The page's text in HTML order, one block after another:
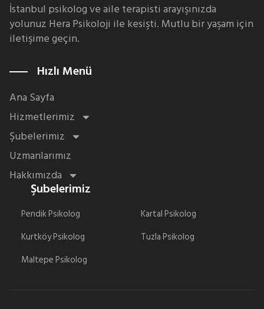
İstanbul psikolog ve aile terapisti arayışınızda
yolunuz Hera Psikoloji ile kesişti. Mutlu bir yaşam için
iletişime geçin.
Hızlı Menü
Ana Sayfa
Hizmetlerimiz
Şubelerimiz
Uzmanlarımız
Hakkımızda
Şubelerimiz
Pendik Psikolog
Kartal Psikolog
Kurtköy Psikolog
Tuzla Psikolog
Maltepe Psikolog